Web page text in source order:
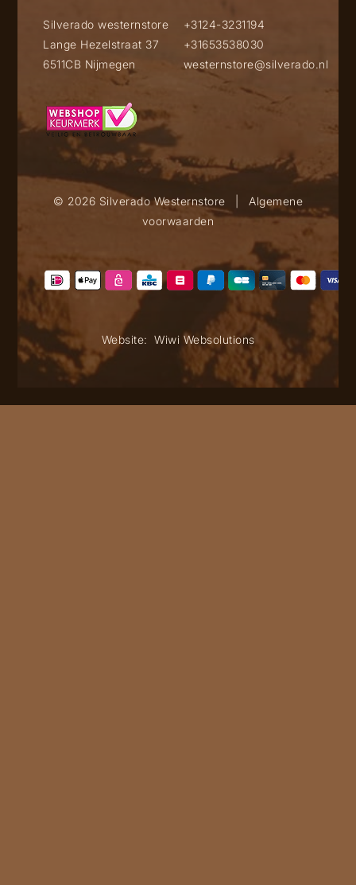
Silverado westernstore
Lange Hezelstraat 37
6511CB Nijmegen
+3124-3231194
+31653538030
westernstore@silverado.nl
© 2026 Silverado Westernstore
Algemene
voorwaarden
Website: Wiwi Websolutions